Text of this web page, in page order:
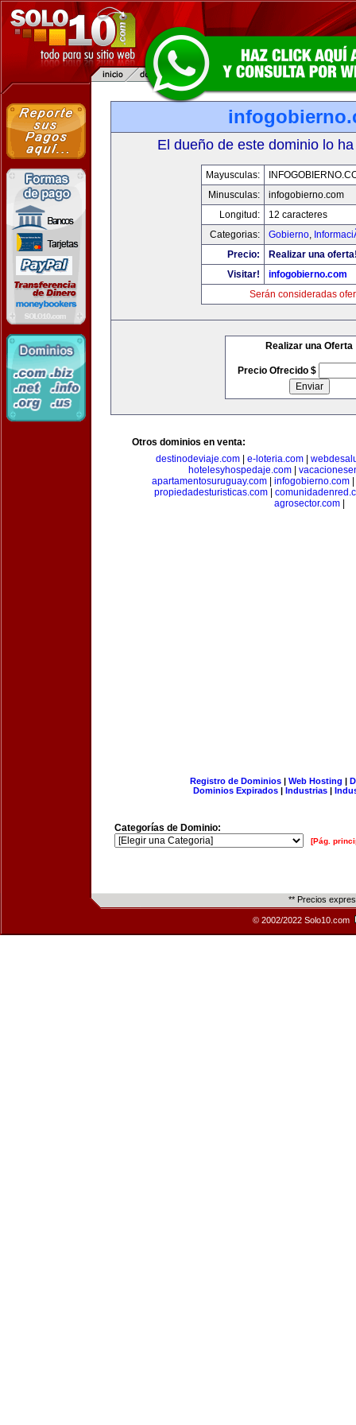
El dueño de este dominio lo
Mayusculas:
Minusculas:
infogobierno.com
Longitud:
12 caracteres
Categorias:
Gobierno,
Precio:
Realizar una
Visitar!
infogobierno.com
Serán consideradas
Realizar una Oferta
Precio Ofrecido $
Otros dominios en venta:
destinodeviaje.com
e-loteria.com
hotelesyhospedaje.com
apartamentosuruguay.com
infogobierno.com
propiedadesturisticas.com|
agrosector.com|
Registro de Dominios| Web Hosting |
Dominios Expirados | Industrias |
Categorías de Dominio:
[Pág.
** Precios
© 2002/2022 Solo10.com